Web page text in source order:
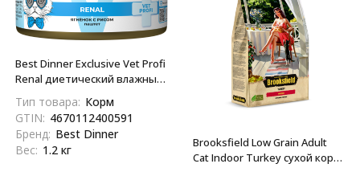
Best Dinner Exclusive Vet Profi
Renal диетический влажный
при болезни почек, с
ягненком и рисом, в
консервах - 100 г х 12 шт
Тип товара: Корм
GTIN: 4670112400591
Бренд: Best Dinner
Вес: 1.2 кг
Brooksfield Low Grain Adult
Cat Indoor Turkey сухой корм